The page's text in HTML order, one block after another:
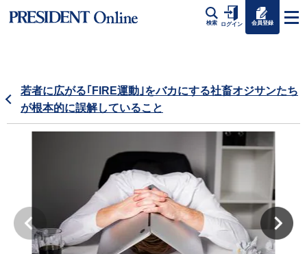
検索 ログイン 会員登録
若者に広がる｢FIRE運動｣をバカにする社畜オジサンたち
が根本的に誤解していること